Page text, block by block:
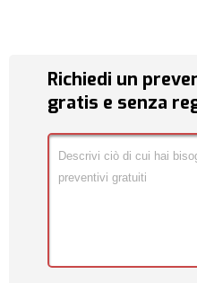
Richiedi un
gratis e senza